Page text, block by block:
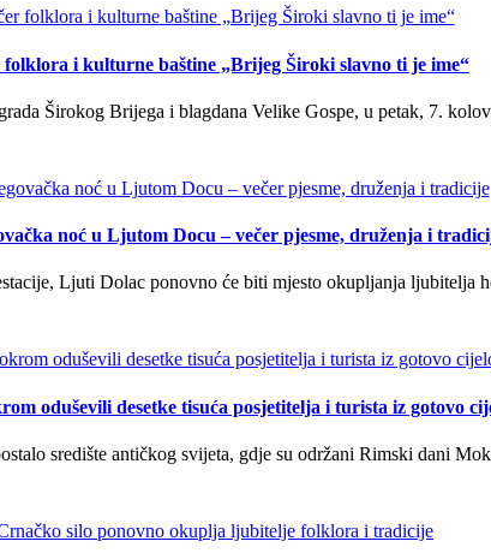
folklora i kulturne baštine „Brijeg Široki slavno ti je ime“
Širokog Brijega i blagdana Velike Gospe, u petak, 7.
noć u Ljutom Docu – večer pjesme, druženja i
Ljuti Dolac ponovno će biti mjesto okupljanja ljubitelja
oduševili desetke tisuća posjetitelja i turista iz gotovo
središte antičkog svijeta, gdje su održani Rimski dani